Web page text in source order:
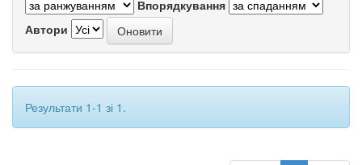
Впорядкування
Автори
Результати 1-1 зі 1.